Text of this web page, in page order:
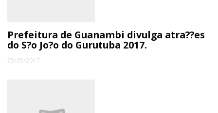
Prefeitura de Guanambi divulga atra??es
do S?o Jo?o do Gurutuba 2017.
25/05/2017